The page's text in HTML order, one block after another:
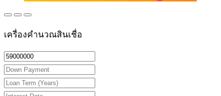
เครื่องคำนวณสินเชื่อ